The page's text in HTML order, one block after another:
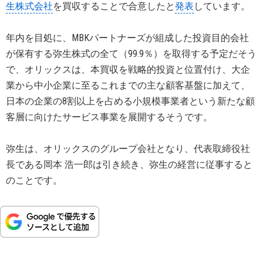
生株式会社を買収することで合意したと発表 しています。
年内を目処に、MBKパートナーズが組成した投資目的会社
が保有する弥生株式の全て（99.9％）を取得する予定だそう
で、オリックスは、本買収を戦略的投資と位置付け、大企
業から中小企業に至るこれまでの主な顧客基盤に加えて、
日本の企業の8割以上を占める小規模事業者という新たな顧
客層に向けたサービス事業を展開するそうです。
弥生は、オリックスのグループ会社となり、代表取締役社
長である岡本 浩一郎は引き続き、弥生の経営に従事すると
のことです。